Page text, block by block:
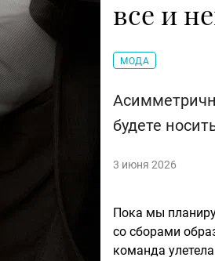
все и
МОДА
будете
3 июня 2026
Пока мы
со сборами
команда